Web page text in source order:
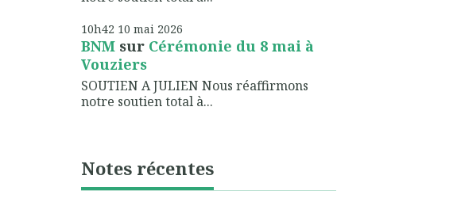
10h42 10 mai 2026
BNMsur Cérémonie du 8 mai à
Vouziers
SOUTIEN A JULIEN Nous réaffirmons
notre soutien total à...
Notes récentes